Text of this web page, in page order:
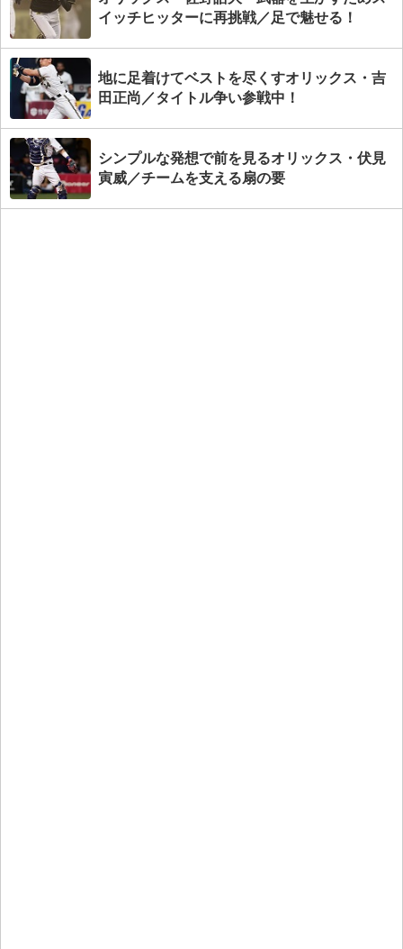
イッチヒッターに再挑戦／足で魅せる！
地に足着けてベストを尽くすオリックス・吉
田正尚／タイトル争い参戦中！
シンプルな発想で前を見るオリックス・伏見
寅威／チームを支える扇の要